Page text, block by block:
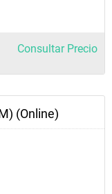
Consultar Precio
(Online)